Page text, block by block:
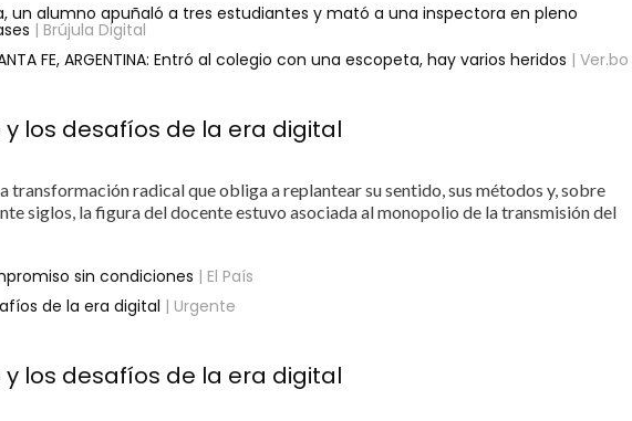
un alumno apuñaló a tres estudiantes y mató a una inspectora en pleno
| Brújula Digital
FE, ARGENTINA: Entró al colegio con una escopeta, hay varios heridos | Ver.bo
los desafíos de la era digital
transformación radical que obliga a replantear su sentido, sus métodos y, sobre
siglos, la figura del docente estuvo asociada al monopolio de la transmisión del
sin condiciones | El País
de la era digital | Urgente
los desafíos de la era digital